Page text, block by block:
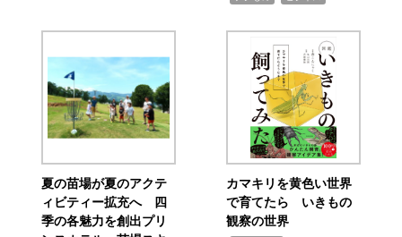
夏の苗場が夏のアクテ
ィビティー拡充へ 四
季の各魅力を創出プリ
カマキリを黄色い世界
で育てたら いきもの
観察の世界